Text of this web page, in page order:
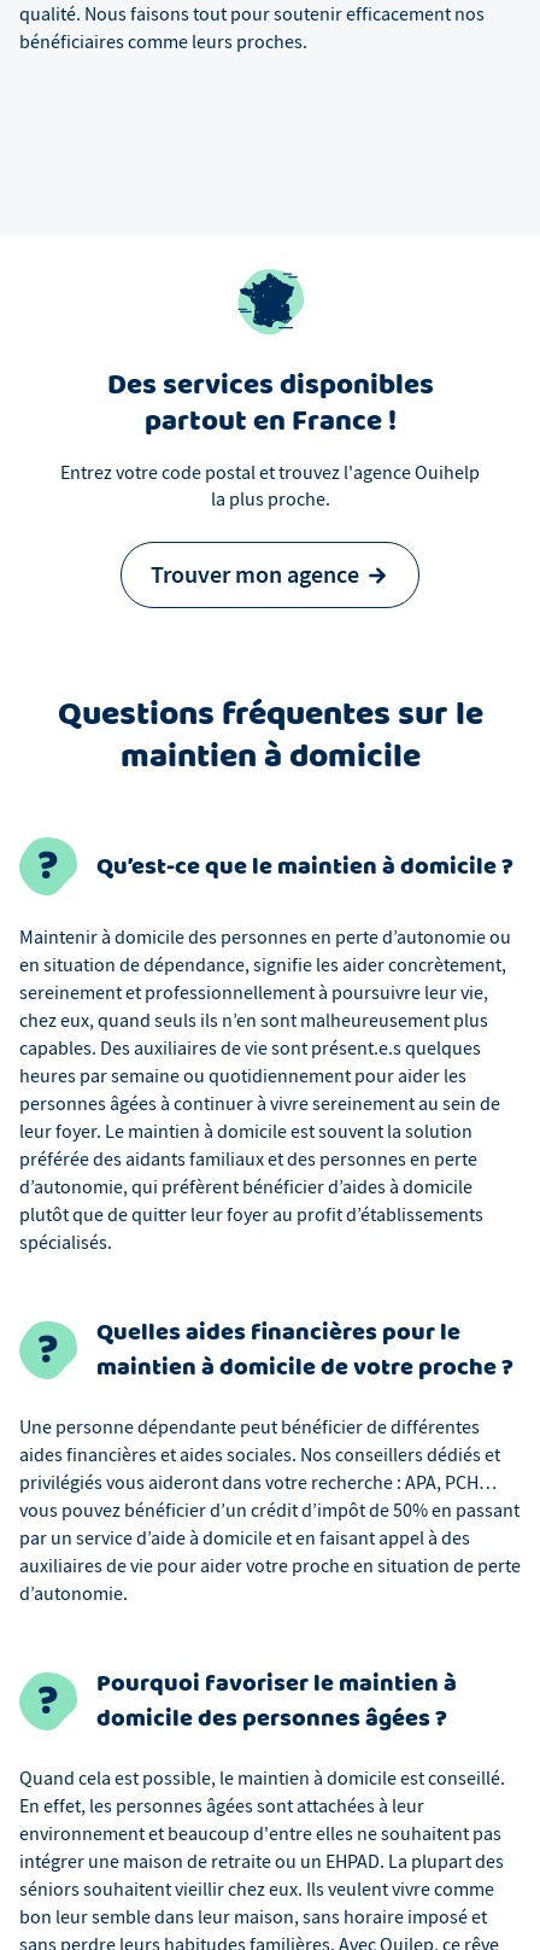
qualité. Nous faisons tout pour soutenir efficacement nos
bénéficiaires comme leurs proches.
Des services disponibles
partout en France !
Entrez votre code postal et trouvez l'agence Ouihelp
la plus proche.
Trouver mon agence
Questions fréquentes sur le
maintien à domicile
Qu’est-ce que le maintien à domicile ?
Maintenir à domicile des personnes en perte d’autonomie ou
en situation de dépendance, signifie les aider concrètement,
sereinement et professionnellement à poursuivre leur vie,
chez eux, quand seuls ils n’en sont malheureusement plus
capables. Des auxiliaires de vie sont présent.e.s quelques
heures par semaine ou quotidiennement pour aider les
personnes âgées à continuer à vivre sereinement au sein de
leur foyer. Le maintien à domicile est souvent la solution
préférée des aidants familiaux et des personnes en perte
d’autonomie, qui préfèrent bénéficier d’aides à domicile
plutôt que de quitter leur foyer au profit d’établissements
spécialisés.
Quelles aides financières pour le
maintien à domicile de votre proche ?
Une personne dépendante peut bénéficier de différentes
aides financières et aides sociales. Nos conseillers dédiés et
privilégiés vous aideront dans votre recherche : APA, PCH…
vous pouvez bénéficier d’un crédit d’impôt de 50% en passant
par un service d’aide à domicile et en faisant appel à des
auxiliaires de vie pour aider votre proche en situation de perte
d’autonomie.
Pourquoi favoriser le maintien à
domicile des personnes âgées ?
Quand cela est possible, le maintien à domicile est conseillé.
En effet, les personnes âgées sont attachées à leur
environnement et beaucoup d'entre elles ne souhaitent pas
intégrer une maison de retraite ou un EHPAD. La plupart des
séniors souhaitent vieillir chez eux. Ils veulent vivre comme
bon leur semble dans leur maison, sans horaire imposé et
sans perdre leurs habitudes familières. Avec Ouilep, ce rêve